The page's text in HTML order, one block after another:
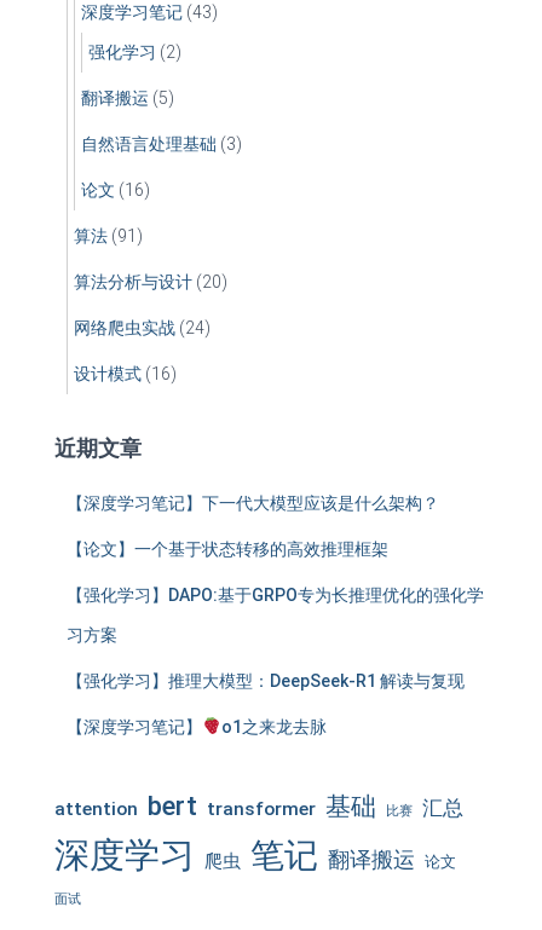
深度学习笔记 (43)
强化学习 (2)
翻译搬运 (5)
自然语言处理基础 (3)
论文 (16)
算法 (91)
算法分析与设计 (20)
网络爬虫实战 (24)
设计模式 (16)
近期文章
【深度学习笔记】下一代大模型应该是什么架构？
【论文】一个基于状态转移的高效推理框架
【强化学习】DAPO:基于GRPO专为长推理优化的强化学
习方案
【强化学习】推理大模型：DeepSeek-R1 解读与复现
【深度学习笔记】 o1之来龙去脉
attention bert transformer 基础 比赛 汇总
深度学习 爬虫 笔记 翻译搬运 论文
面试